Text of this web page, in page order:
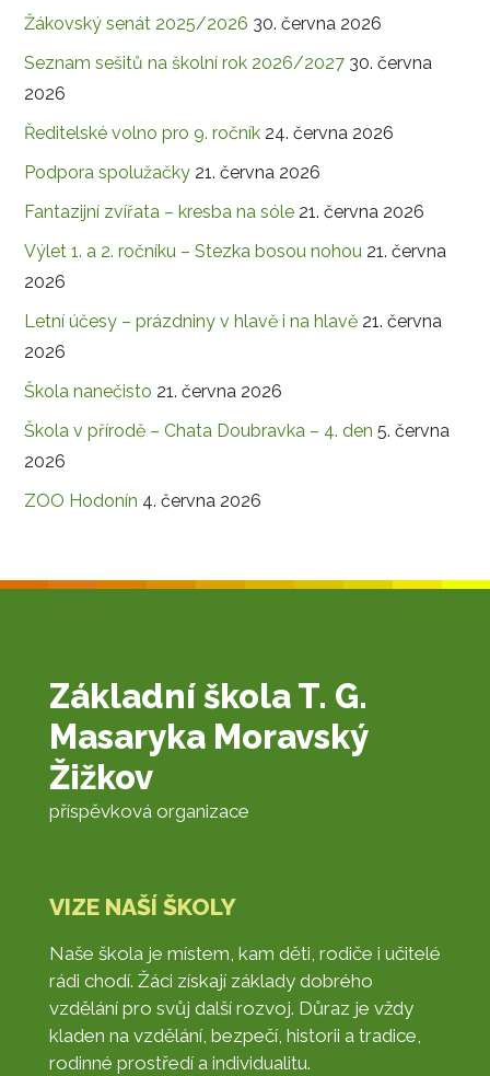
Žákovský senát 2025/2026 30. června 2026
Seznam sešitů na školní rok 2026/2027 30. června
2026
Ředitelské volno pro 9. ročník 24. června 2026
Podpora spolužačky 21. června 2026
Fantazijní zvířata – kresba na sóle 21. června 2026
Výlet 1. a 2. ročníku – Stezka bosou nohou 21. června
2026
Letní účesy – prázdniny v hlavě i na hlavě 21. června
2026
Škola nanečisto 21. června 2026
Škola v přírodě – Chata Doubravka – 4. den 5. června
2026
ZOO Hodonín 4. června 2026
Základní škola T. G.
Masaryka Moravský
Žižkov
příspěvková organizace
VIZE NAŠÍ ŠKOLY
Naše škola je místem, kam děti, rodiče i učitelé
rádi chodí. Žáci získají základy dobrého
vzdělání pro svůj další rozvoj. Důraz je vždy
kladen na vzdělání, bezpečí, historii a tradice,
rodinné prostředí a individualitu.